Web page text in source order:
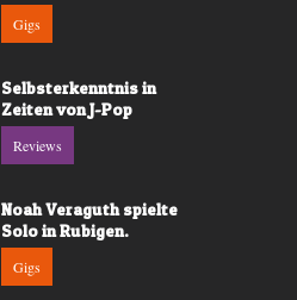
Gigs
Selbsterkenntnis in
Zeiten von J-Pop
Reviews
Noah Veraguth spielte
Solo in Rubigen.
Gigs